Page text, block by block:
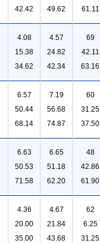
42.42
49.62
61.11
4.08
15.38
34.62
4.57
24.82
42.34
69
42.11
63.16
6.57
50.44
68.14
7.19
56.68
74.87
60
31.25
37.50
6.63
50.53
71.58
6.65
51.18
62.20
48
42.86
61.90
4.36
20.00
35.00
4.67
21.84
43.68
62
6.25
31.25